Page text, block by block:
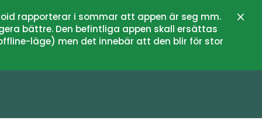
rapporterar i sommar att appen är seg mm.
bättre. Den befintliga appen skall ersättas
läge) men det innebär att den blir för stor